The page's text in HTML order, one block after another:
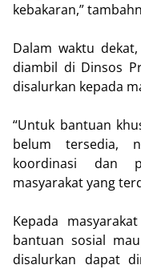
kebakaran,”
Dalam waktu
diambil di Dinsos
disalurkan kepada
“Untuk bantuan
belum tersedia,
koordinasi dan
masyarakat yang
Kepada
bantuan sosial
disalurkan dapat